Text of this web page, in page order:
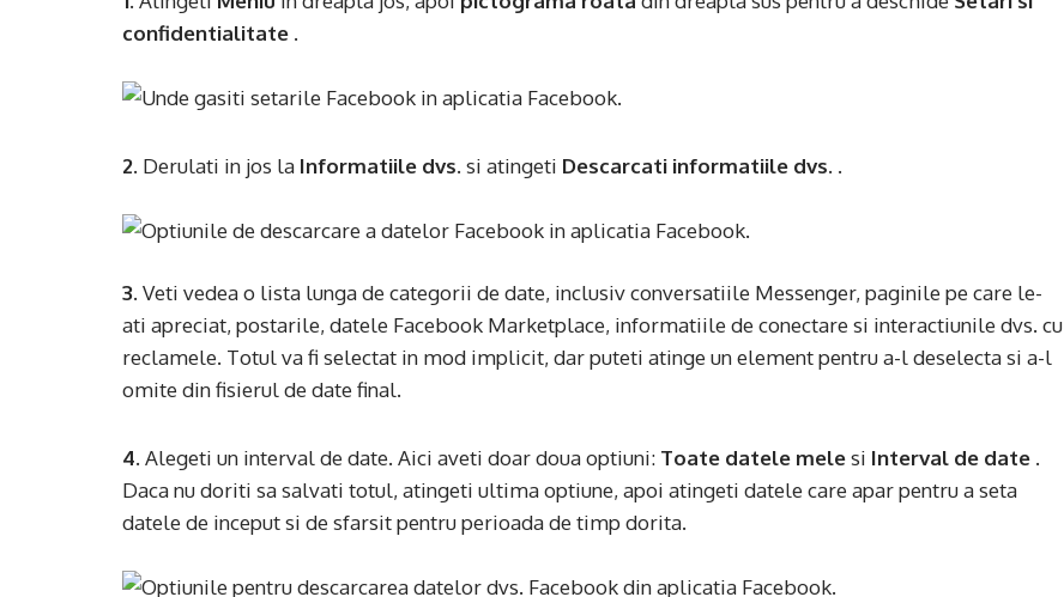
confidentialitate .
2. Derulati in jos la Informatiile dvs. si atingeti Descarcati informatiile dvs. .
3. Veti vedea o lista lunga de categorii de date, inclusiv conversatiile Messenger, paginile pe care le-
ati apreciat, postarile, datele Facebook Marketplace, informatiile de conectare si interactiunile dvs. cu
reclamele. Totul va fi selectat in mod implicit, dar puteti atinge un element pentru a-l deselecta si a-l
omite din fisierul de date final.
4. Alegeti un interval de date. Aici aveti doar doua optiuni: Toate datele melesi Interval de date .
Daca nu doriti sa salvati totul, atingeti ultima optiune, apoi atingeti datele care apar pentru a seta
datele de inceput si de sfarsit pentru perioada de timp dorita.